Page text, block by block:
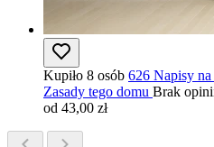
Kupiło 8 osób 626 Napisy
Zasady tego domu Brak
od 43,00 zł